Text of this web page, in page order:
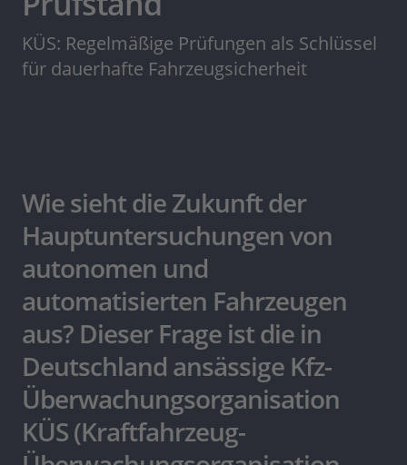
KÜS: Regelmäßige Prüfungen als Schlüssel
für dauerhafte Fahrzeugsicherheit
Wie sieht die Zukunft der
Hauptuntersuchungen von
autonomen und
automatisierten Fahrzeugen
aus? Dieser Frage ist die in
Deutschland ansässige Kfz-
Überwachungsorganisation
KÜS (Kraftfahrzeug-